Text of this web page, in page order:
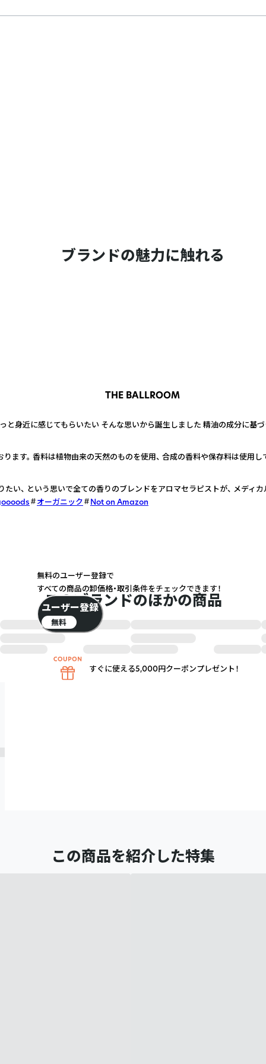
ブランドの魅力に触れる
THE BALLROOM
と身近に感じてもらいたい そんな思いから誕生しました 精油の成分に基
ます。 香料は植物由来の天然のものを使用、 合成の香料や保存料は使用し
い、 という思いで全ての香りのブレンドをアロマセラピストが、 メディ
オーガニック Not on Amazon
このブランドのほかの商品
この商品を紹介した特集
無料のユーザー登録で
すべての商品の卸価格・取引条件をチェックできます！
ユーザー登録
無料
すぐに使える5,000円クーポンプレゼント！